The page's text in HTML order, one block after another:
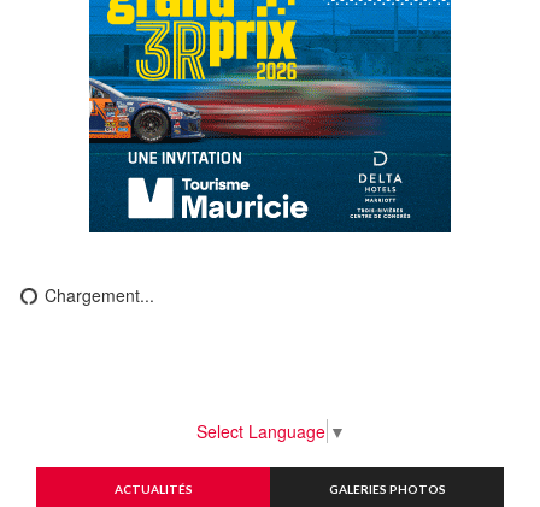
Chargement...
Select Language ▼
ACTUALITÉS GALERIES PHOTOS